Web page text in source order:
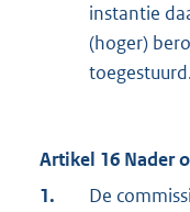
instantie
(hoger)
Artikel 16 Nader
1.
De